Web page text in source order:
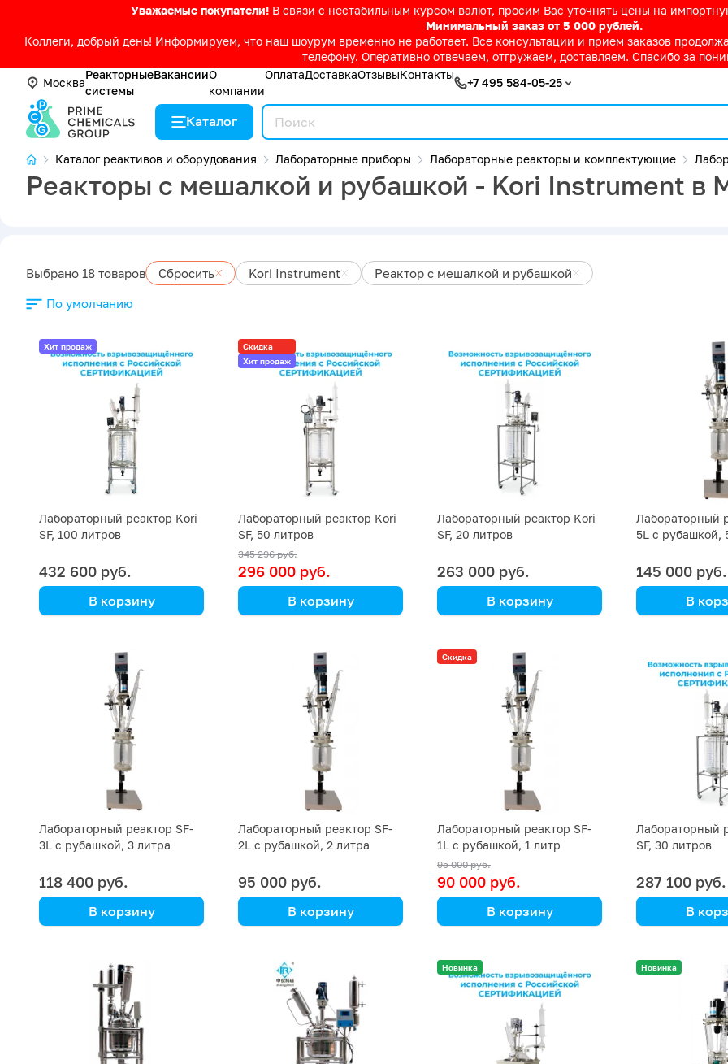
Уважаемые покупатели! В связи с нестабильным курсом валют, просим Вас уточнять цены на
Минимальный заказ от 5 000 рублей.
Коллеги, добрый день! Информируем, что наш шоурум временно не работает. Все консультации и прием заказов
телефону. Оперативно отвечаем, отгружаем, доставляем. Спасибо за
Москва
Реакторные
системы
ВакансииО
компании
ОплатаДоставкаОтзывыКонтакты
+7 495 584-05-25
Каталог
Каталог реактивов и оборудования
Лабораторные приборы Лабораторные реакторы и комплектующие
Реакторы с мешалкой и рубашкой - Kori Instrument в
Выбрано 18 товаров Сбросить Kori Instrument Реактор с мешалкой и рубашкой
По умолчанию
Хит продаж
Лабораторный реактор Kori
SF, 100 литров
432 600 руб.
В корзину
Скидка
Хит продаж
Лабораторный реактор Kori
SF, 50 литров
345 296 руб.
296 000 руб.
В корзину
Лабораторный реактор Kori
SF, 20 литров
263 000 руб.
В корзину
Лабораторный
5L с рубашкой,
145 000 руб.
В
Лабораторный реактор SF-
3L с рубашкой, 3 литра
118 400 руб.
В корзину
Лабораторный реактор SF-
2L с рубашкой, 2 литра
95 000 руб.
В корзину
Скидка
Лабораторный реактор SF-
1L с рубашкой, 1 литр
95 000 руб.
90 000 руб.
В корзину
Лабораторный
SF, 30 литров
287 100 руб.
В
Новинка Новинка